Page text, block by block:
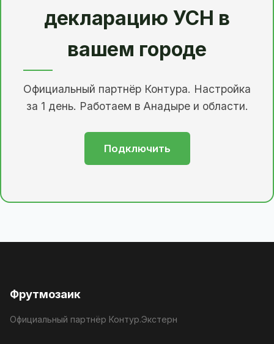
декларацию УСН в
вашем городе
Официальный партнёр Контура. Настройка
за 1 день. Работаем в Анадыре и области.
Подключить
Фрутмозаик
Официальный партнёр Контур.Экстерн